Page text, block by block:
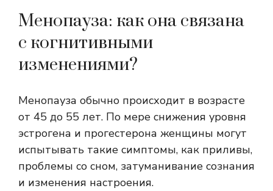
Менопауза: как она связана
с когнитивными
изменениями?
Менопауза обычно происходит в возрасте
от 45 до 55 лет. По мере снижения уровня
эстрогена и прогестерона женщины могут
испытывать такие симптомы, как приливы,
проблемы со сном, затуманивание сознания
и изменения настроения.